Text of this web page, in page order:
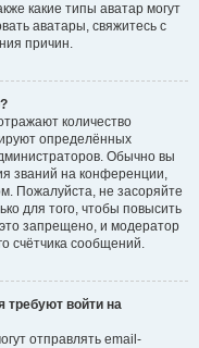
какие типы аватар могут
аватары, свяжитесь с
причин.
количество
определённых
Обычно вы
званий на конференции,
Пожалуйста, не засоряйте
для того, чтобы повысить
запрещено, и модератор
счётчика сообщений.
требуют войти на
отправлять email-